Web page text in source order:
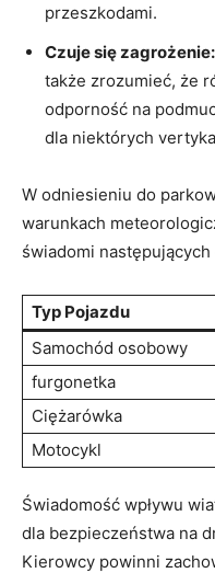
przeszkodami.
Czuje się zagrożenie:
także zrozumieć, że
odporność na
dla niektórych
W odniesieniu do
warunkach‌
⁤świadomi⁣
Typ Pojazdu
Samochód osobowy
furgonetka
Ciężarówka
Motocykl
Świadomość wpływu
dla bezpieczeństwa na
⁤Kierowcy powinni​